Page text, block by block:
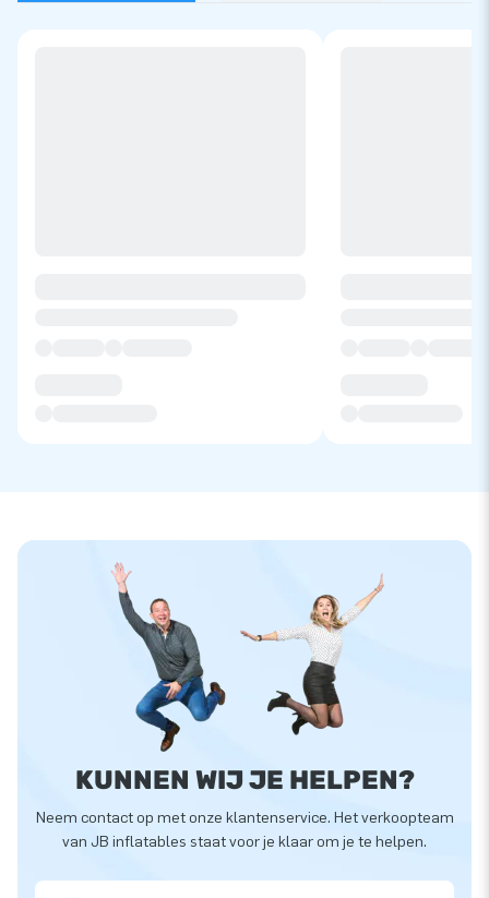
KUNNEN WIJ JE HELPEN?
Neem contact op met onze klantenservice. Het verkoopteam
van JB inflatables staat voor je klaar om je te helpen.